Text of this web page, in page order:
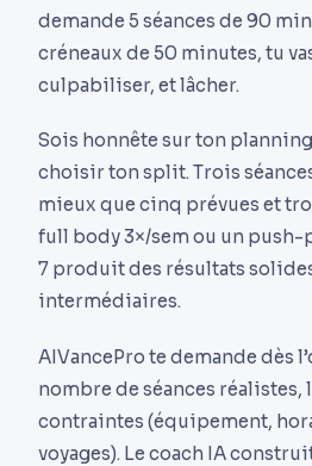
demande 5 séances de 90
créneaux de 50 minutes, tu
culpabiliser, et lâcher.
Sois honnête sur ton
choisir ton split. Trois
mieux que cinq prévues et
full body 3×/sem ou un
7 produit des résultats
intermédiaires.
AIVancePro te demande dès
nombre de séances réalistes,
contraintes (équipement,
voyages). Le coach IA